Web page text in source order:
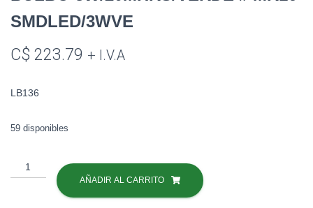
SMDLED/3WVE
C$ 223.79 + I.V.A
LB136
59 disponibles
BULBO
3W/20MHRS/VERDEAÑADIR AL CARRITO